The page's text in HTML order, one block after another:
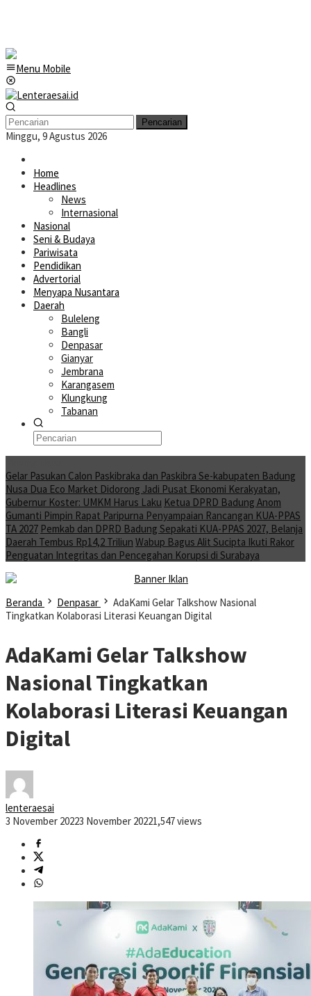
Menu Mobile
Pencarian
Minggu, 9 Agustus 2026
Home
Headlines
News
Internasional
Nasional
Seni & Budaya
Pariwisata
Pendidikan
Advertorial
Menyapa Nusantara
Daerah
Buleleng
Bangli
Denpasar
Gianyar
Jembrana
Karangasem
Klungkung
Tabanan
Gelar Pasukan Calon Paskibraka dan Paskibra Se-kabupaten Badung
Nusa Dua Eco Market Didorong Jadi Pusat Ekonomi Kerakyatan,
Gubernur Koster: UMKM Harus Laku Ketua DPRD Badung Anom
Gumanti Pimpin Rapat Paripurna Penyampaian Rancangan KUA-PPAS
TA 2027 Pemkab dan DPRD Badung Sepakati KUA-PPAS 2027, Belanja
Daerah Tembus Rp14,2 Triliun Wabup Bagus Alit Sucipta Ikuti Rakor
Penguatan Integritas dan Pencegahan Korupsi di Surabaya
Beranda Denpasar
AdaKami Gelar Talkshow Nasional
Tingkatkan Kolaborasi Literasi Keuangan Digital
AdaKami Gelar Talkshow
Nasional Tingkatkan
Kolaborasi Literasi Keuangan
Digital
lenteraesai
3 November 20223 November 20221,547 views